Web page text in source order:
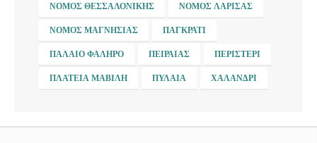
ΝΟΜΌΣ ΘΕΣΣΑΛΟΝΊΚΗΣ ΝΟΜΌΣ ΛΆΡΙΣΑΣ
ΝΟΜΌΣ ΜΑΓΝΗΣΊΑΣ ΠΑΓΚΡΆΤΙ
ΠΑΛΑΙΌ ΦΆΛΗΡΟ ΠΕΙΡΑΙΆΣ ΠΕΡΙΣΤΈΡΙ
ΠΛΑΤΕΊΑ ΜΑΒΊΛΗ ΠΥΛΑΊΑ ΧΑΛΆΝΔΡΙ